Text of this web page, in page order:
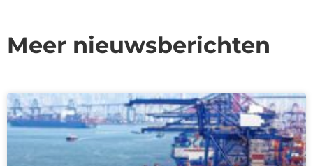
Meer nieuwsberichten